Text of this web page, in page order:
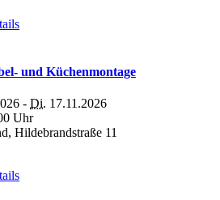
und Küchenmontage
- Di. 17.11.2026
Uhr
Hildebrandstraße 11